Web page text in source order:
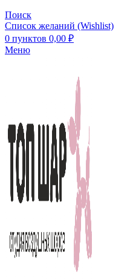
Поиск
Список желаний (Wishlist)
0 пунктов 0,00 ₽
Меню